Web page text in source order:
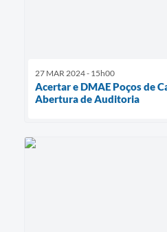
27 MAR 2024 - 15h00
Acertar e DMAE Poços de
Abertura de Auditoria